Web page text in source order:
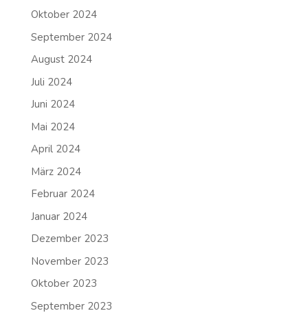
Oktober 2024
September 2024
August 2024
Juli 2024
Juni 2024
Mai 2024
April 2024
März 2024
Februar 2024
Januar 2024
Dezember 2023
November 2023
Oktober 2023
September 2023